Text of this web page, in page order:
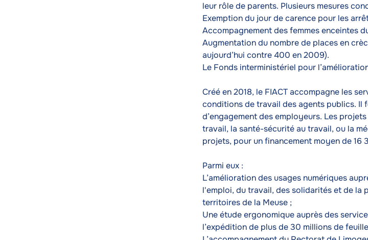
leur rôle de parents. Plusieurs mesures
Exemption du jour de carence pour les
Accompagnement des femmes enceintes
Augmentation du nombre de places en
aujourd’hui contre 400 en 2009).
Le Fonds interministériel pour
Créé en 2018, le FIACT accompagne les
conditions de travail des agents publics. Il
d’engagement des employeurs. Les
travail, la santé-sécurité au travail, ou la
projets, pour un financement moyen de 16
Parmi eux :
L’amélioration des usages numériques
l'emploi, du travail, des solidarités et de
territoires de la Meuse ;
Une étude ergonomique auprès des
l’expédition de plus de 30 millions de